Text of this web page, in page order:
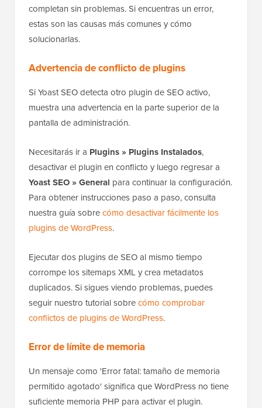
completan sin problemas. Si encuentras un error,
estas son las causas más comunes y cómo
solucionarlas.
Advertencia de conflicto de plugins
Si Yoast SEO detecta otro plugin de SEO activo,
muestra una advertencia en la parte superior de la
pantalla de administración.
Necesitarás ir a Plugins » Plugins Instalados,
desactivar el plugin en conflicto y luego regresar a
Yoast SEO » General para continuar la configuración.
Para obtener instrucciones paso a paso, consulta
nuestra guía sobrecómo desactivar fácilmente los
plugins de WordPress.
Ejecutar dos plugins de SEO al mismo tiempo
corrompe los sitemaps XML y crea metadatos
duplicados. Si sigues viendo problemas, puedes
seguir nuestro tutorial sobrecómo comprobar
conflictos de plugins de WordPress.
Error de límite de memoria
Un mensaje como 'Error fatal: tamaño de memoria
permitido agotado' significa que WordPress no tiene
suficiente memoria PHP para activar el plugin.